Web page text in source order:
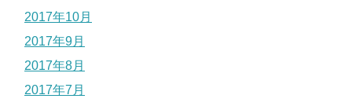
2017年10月
2017年9月
2017年8月
2017年7月